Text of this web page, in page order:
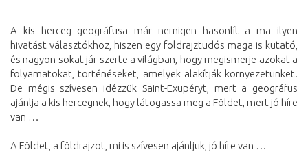
A kis herceg geográfusa már nemigen hasonlít a ma ilyen
hivatást választókhoz, hiszen egy földrajztudós maga is kutató,
és nagyon sokat jár szerte a világban, hogy megismerje azokat a
folyamatokat, történéseket, amelyek alakítják környezetünket.
De mégis szívesen idézzük Saint-Exupéryt, mert a geográfus
ajánlja a kis hercegnek, hogy látogassa meg a Földet, mert jó híre
van …
A Földet, a földrajzot, mi is szívesen ajánljuk, jó híre van …